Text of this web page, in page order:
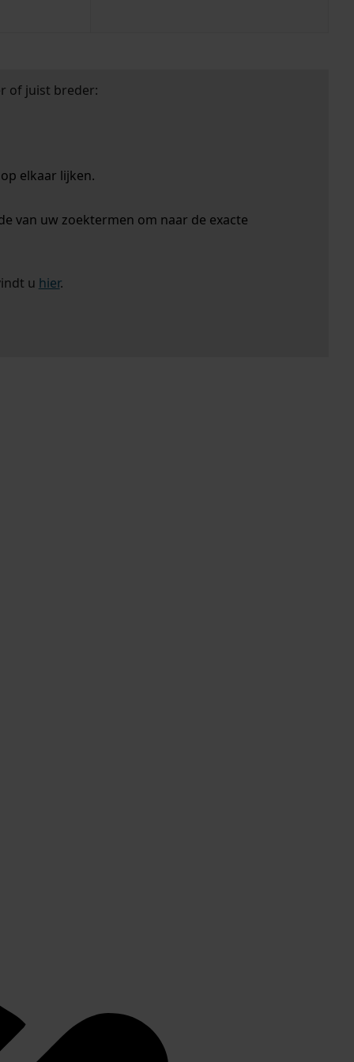
of juist breder:
elkaar lijken.
van uw zoektermen om naar de exacte
u hier.